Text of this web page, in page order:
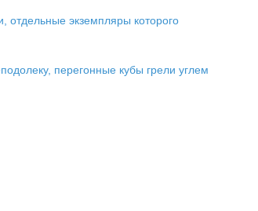
отдельные экземпляры которого
перегонные кубы грели углем